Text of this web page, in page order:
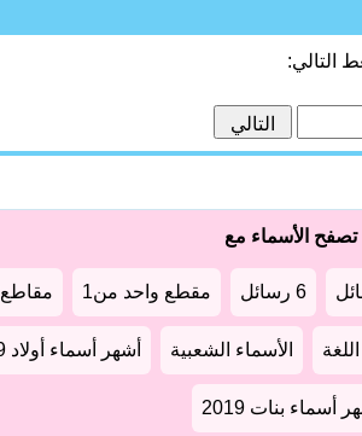
التالي:
تصفح الأسماء مع
6 رسائل مقطع واحد من1 مقاطع2
الأسماء الشعبية أشهر أسماء أولاد 2019
أسماء بنات 2019